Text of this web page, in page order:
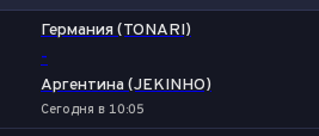
Германия (TONARI)
-
Аргентина (JEKINHO)
Сегодня в 10:05